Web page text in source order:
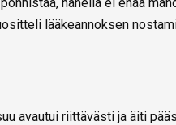
lääkeannoksen
avautui riittävästi ja äiti